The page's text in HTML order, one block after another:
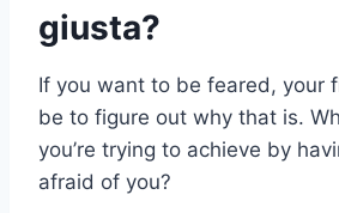
giusta?
If you want to be feared, your
be to figure out why that is.
you’re trying to achieve by
afraid of you?